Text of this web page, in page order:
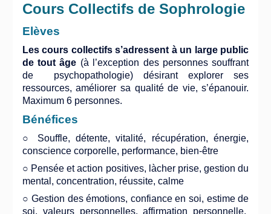
Cours Collectifs de Sophrologie
Elèves
Les cours collectifs s’adressent à un large public
de tout âge (à l’exception des personnes souffrant
de psychopathologie) désirant explorer ses
ressources, améliorer sa qualité de vie, s’épanouir.
Maximum 6 personnes.
Bénéfices
○ Souffle, détente, vitalité, récupération, énergie,
conscience corporelle, performance, bien-être
○ Pensée et action positives, làcher prise, gestion du
mental, concentration, réussite, calme
○ Gestion des émotions, confiance en soi, estime de
soi, valeurs personnelles, affirmation personnelle,